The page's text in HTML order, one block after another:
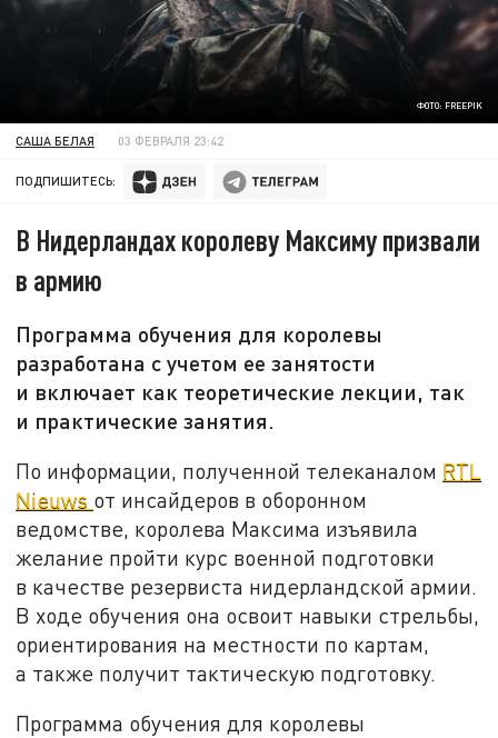
ФОТО: FREEPIK
САША БЕЛАЯ 03 ФЕВРАЛЯ 23:42
ПОДПИШИТЕСЬ:
В Нидерландах королеву Максиму призвали
в армию
Программа обучения для королевы
разработана с учетом ее занятости
и включает как теоретические лекции, так
и практические занятия.
По информации, полученной телеканалом RTL
Nieuws от инсайдеров в оборонном
ведомстве, королева Максима изъявила
желание пройти курс военной подготовки
в качестве резервиста нидерландской армии.
В ходе обучения она освоит навыки стрельбы,
ориентирования на местности по картам,
а также получит тактическую подготовку.
Программа обучения для королевы